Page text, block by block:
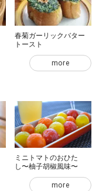
春菊ガーリックバター
トースト
more
ミニトマトのおひた
し〜柚子胡椒風味〜
more